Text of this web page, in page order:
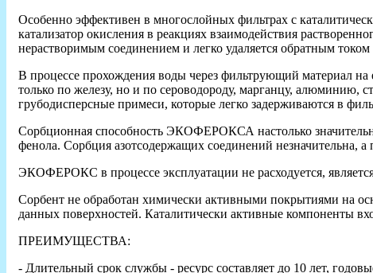
Особенно эффективен в многослойных фильтрах с
катализатор окисления в реакциях взаимодействия
нерастворимым соединением и легко удаляется обратным
В процессе прохождения воды через фильтрующий материал на
только по железу, но и по сероводороду, марганцу,
грубодисперсные примеси, которые легко задерживаются в
Сорбционная способность ЭКОФЕРОКСА настолько
фенола. Сорбция азотсодержащих соединений незначительна, а
ЭКОФЕРОКС в процессе эксплуатации не расходуется,
Сорбент не обработан химически активными покрытиями на
данных поверхностей. Каталитически активные компоненты
ПРЕИМУЩЕСТВА:
- Длительный срок службы - ресурс составляет до 10 лет,